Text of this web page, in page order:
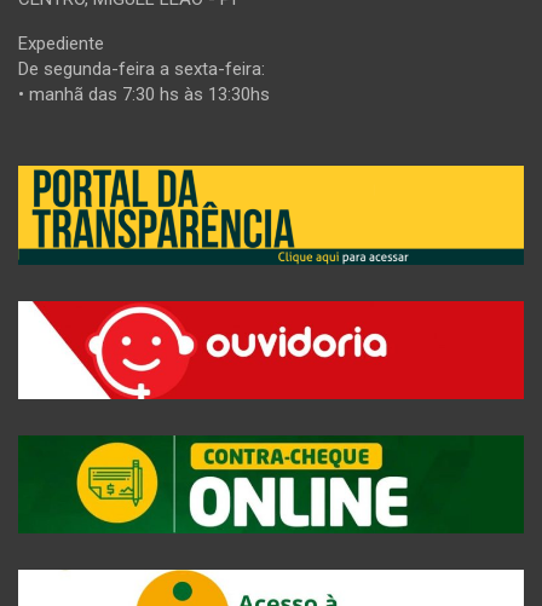
Expediente
De segunda-feira a sexta-feira:
• manhã das 7:30 hs às 13:30hs